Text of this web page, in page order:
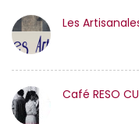
Les
Café RESO